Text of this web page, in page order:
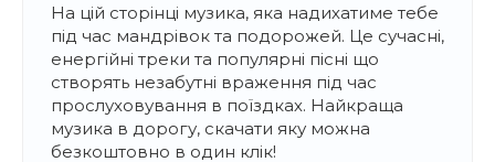
На цій сторінці музика, яка надихатиме тебе
під час мандрівок та подорожей. Це сучасні,
енергійні треки та популярні пісні що
створять незабутні враження під час
прослуховування в поїздках. Найкраща
музика в дорогу, скачати яку можна
безкоштовно в один клік!